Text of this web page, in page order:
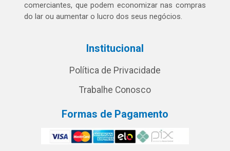
comerciantes, que podem economizar nas compras
do lar ou aumentar o lucro dos seus negócios.
Institucional
Política de Privacidade
Trabalhe Conosco
Formas de Pagamento